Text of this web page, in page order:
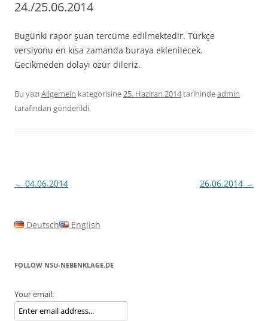
24./25.06.2014
Bugünki rapor şuan tercüme edilmektedir. Türkçe
versiyonu en kısa zamanda buraya eklenilecek.
Gecikmeden dolayı özür dileriz.
Bu yazıAllgemein kategorisine25. Haziran 2014tarihindeadmin
tarafından gönderildi.
Yazı
← 04.06.2014 26.06.2014 →
Deutsch English
FOLLOW NSU-NEBENKLAGE.DE
Your email: